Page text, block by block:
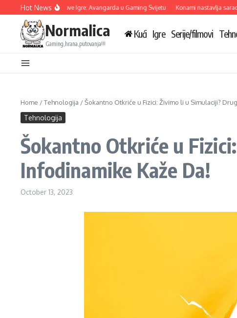
Skip to content
Hot News
Otkriva Tri Nove Igre: Avangarda u Gaming Svijetu Konami nastavlja saradnju
Normalica
Gaming,hrana,putovanja!!!
Kući Igre Serije/filmovi
Home /Tehnologija /Šokantno Otkriće u Fizici: Živimo li u Simulaciji?
Tehnologija
Šokantno Otkriće u
Infodinamike Kaže Da!
October 13, 2023